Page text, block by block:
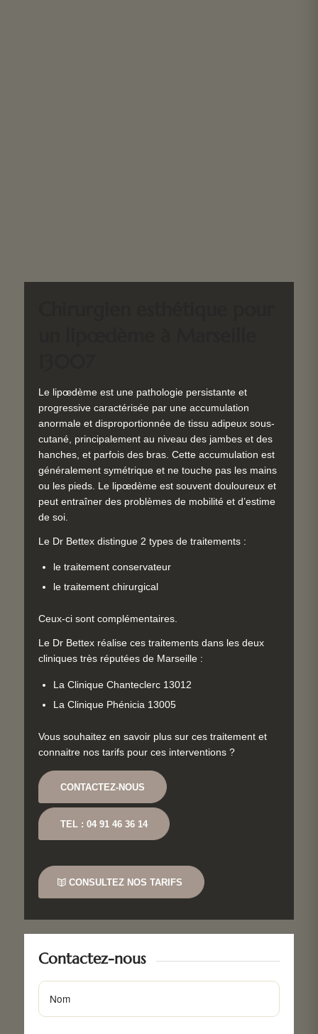
Le lipœdème est une pathologie persistante et
progressive caractérisée par une accumulation
anormale et disproportionnée de tissu adipeux sous-
cutané, principalement au niveau des jambes et des
hanches, et parfois des bras. Cette accumulation est
généralement symétrique et ne touche pas les mains
ou les pieds. Le lipœdème est souvent douloureux et
peut entraîner des problèmes de mobilité et d’estime
de soi.
Le Dr Bettex distingue 2 types de traitements :
le traitement conservateur
le traitement chirurgical
Ceux-ci sont complémentaires.
Le Dr Bettex réalise ces traitements dans les deux
cliniques très réputées de Marseille :
La Clinique Chanteclerc 13012
La Clinique Phénicia 13005
Vous souhaitez en savoir plus sur ces traitement et
connaitre nos tarifs pour ces interventions ?
CONTACTEZ-NOUS
TEL : 04 91 46 36 14
CONSULTEZ NOS TARIFS
Contactez-nous